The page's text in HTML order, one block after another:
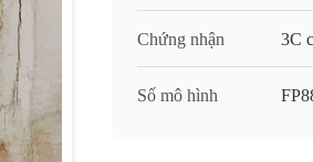
Chứng nhận 3C
Số mô hình